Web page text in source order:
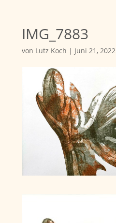
IMG_7883
von Lutz Koch | Juni 21, 2022